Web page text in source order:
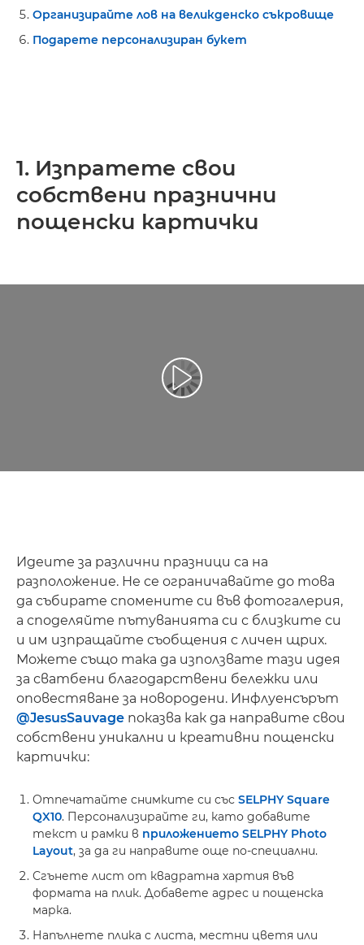
Организирайте лов на великденско съкровище
Подарете персонализиран букет
1. Изпратете свои
собствени празнични
пощенски картички
Възпроизведете видео
Идеите за различни празници са на
разположение. Не се ограничавайте до това
да събирате спомените си във фотогалерия,
а споделяйте пътуванията си с близките си
и им изпращайте съобщения с личен щрих.
Можете също така да използвате тази идея
за сватбени благодарствени бележки или
оповестяване за новородени. Инфлуенсърът
@JesusSauvage показва как да направите свои
собствени уникални и креативни пощенски
картички:
Отпечатайте снимките си със SELPHY Square
QX10. Персонализирайте ги, като добавите
текст и рамки в приложението SELPHY Photo
Layout, за да ги направите още по-специални.
Сгънете лист от квадратна хартия във
формата на плик. Добавете адрес и пощенска
марка.
Напълнете плика с листа, местни цветя или